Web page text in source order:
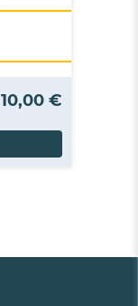
10,00 €